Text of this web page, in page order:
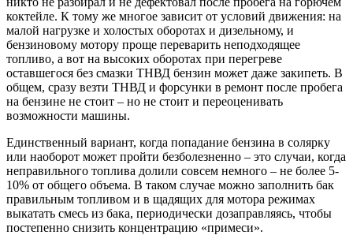
коктейле. К тому же многое зависит от условий движения: на
малой нагрузке и холостых оборотах и дизельному, и
бензиновому мотору проще переварить неподходящее
топливо, а вот на высоких оборотах при перегреве
оставшегося без смазки ТНВД бензин может даже закипеть. В
общем, сразу везти ТНВД и форсунки в ремонт после пробега
на бензине не стоит – но не стоит и переоценивать
возможности машины.
Единственный вариант, когда попадание бензина в солярку
или наоборот может пройти безболезненно – это случаи, когда
неправильного топлива долили совсем немного – не более 5-
10% от общего объема. В таком случае можно заполнить бак
правильным топливом и в щадящих для мотора режимах
выкатать смесь из бака, периодически дозаправляясь, чтобы
постепенно снизить концентрацию «примеси».